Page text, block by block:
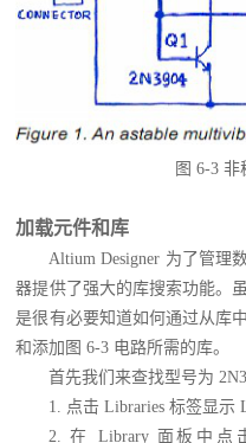
图 6-3
加载元件和库
Altium Designer 为了管理
器提供了强大的库搜索功能。
是很有必要知道如何通过从库
和添加图 6-3 电路所需的库。
首先我们来查找型号为
1. 点击 Libraries 标签显示
2. 在 Library 面板中点